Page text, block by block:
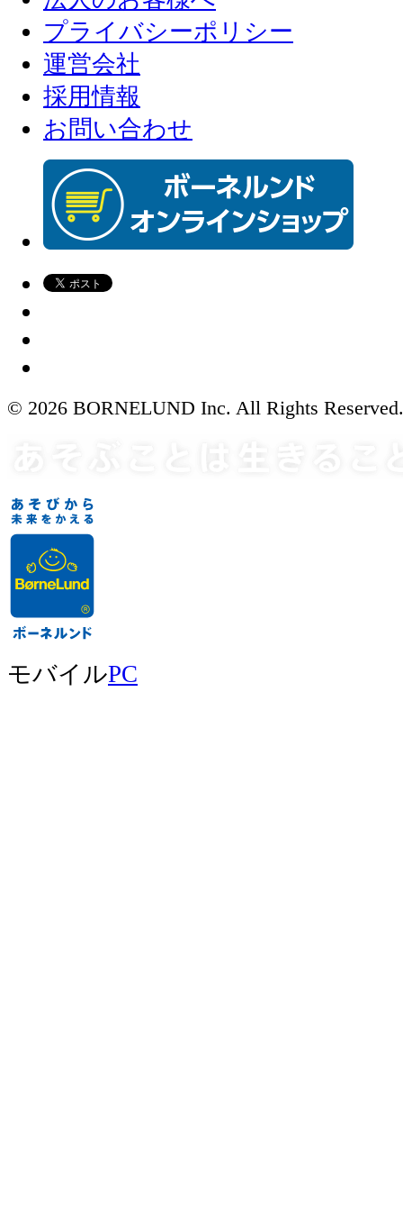
プライバシーポリシー
運営会社
採用情報
お問い合わせ
© 2026 BORNELUND Inc. All Rights Reserved.
モバイルPC